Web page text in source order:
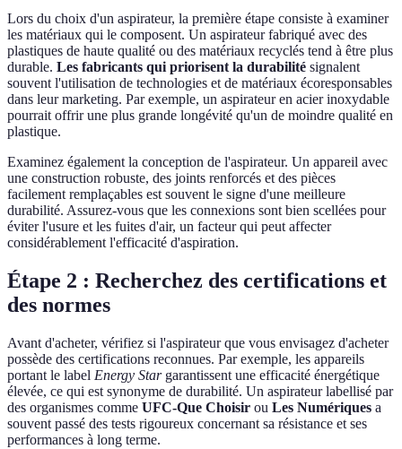
Lors du choix d'un aspirateur, la première étape consiste à examiner
les matériaux qui le composent. Un aspirateur fabriqué avec des
plastiques de haute qualité ou des matériaux recyclés tend à être plus
durable. Les fabricants qui priorisent la durabilité signalent
souvent l'utilisation de technologies et de matériaux écoresponsables
dans leur marketing. Par exemple, un aspirateur en acier inoxydable
pourrait offrir une plus grande longévité qu'un de moindre qualité en
plastique.
Examinez également la conception de l'aspirateur. Un appareil avec
une construction robuste, des joints renforcés et des pièces
facilement remplaçables est souvent le signe d'une meilleure
durabilité. Assurez-vous que les connexions sont bien scellées pour
éviter l'usure et les fuites d'air, un facteur qui peut affecter
considérablement l'efficacité d'aspiration.
Étape 2 : Recherchez des certifications et
des normes
Avant d'acheter, vérifiez si l'aspirateur que vous envisagez d'acheter
possède des certifications reconnues. Par exemple, les appareils
portant le label Energy Stargarantissent une efficacité énergétique
élevée, ce qui est synonyme de durabilité. Un aspirateur labellisé par
des organismes comme UFC-Que Choisir ou Les Numériques a
souvent passé des tests rigoureux concernant sa résistance et ses
performances à long terme.